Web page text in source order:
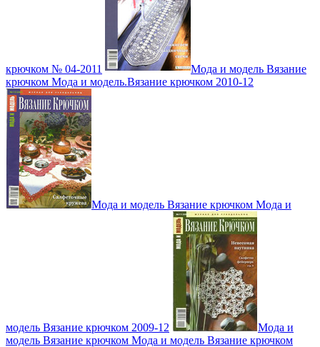
крючком № 04-2011
Мода и модель Вязание
крючком Мода и модель.Вязание крючком 2010-12
Мода и модель Вязание крючком Мода и
модель Вязание крючком 2009-12
Мода и
модель Вязание крючком Мода и модель Вязание крючком